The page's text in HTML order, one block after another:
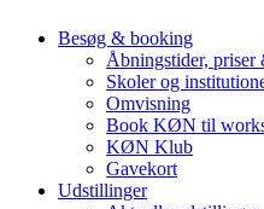
Besøg & booking
Åbningstider,
Skoler og
Omvisning
Book KØN til
KØN Klub
Gavekort
Udstillinger